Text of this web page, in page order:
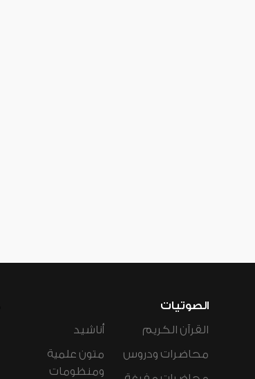
الصوتيات
القرآن الكريم
محاضرات ودروس
أناشيد
متون علمية
ومنظومات